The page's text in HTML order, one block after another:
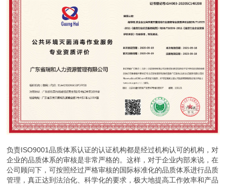
负责ISO9001品质体系认证的认证机构都是经过机构认可的机构，对
企业的品质体系的审核是非常严格的。这样，对于企业内部来说，在
公司顾问下，可按照经过严格审核的国际标准化的品质体系进行品质
管理，真正达到法治化、科学化的要求，极大地提高工作效率和产品